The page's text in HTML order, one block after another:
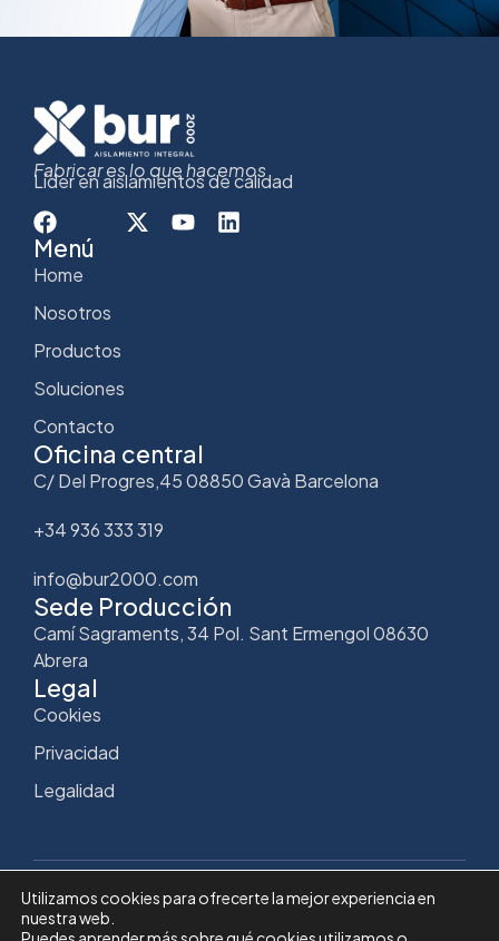
Fabricar es lo que hacemos
Líder en aislamientos de calidad
Menú
Home
Nosotros
Productos
Soluciones
Contacto
Oficina central
C/ Del Progres,45 08850 Gavà Barcelona
+34 936 333 319
info@bur2000.com
Sede Producción
Camí Sagraments, 34 Pol. Sant Ermengol 08630
Abrera
Legal
Cookies
Privacidad
Legalidad
Copyright © Bur2000
Utilizamos cookies para ofrecerte la mejor experiencia en
nuestra web.